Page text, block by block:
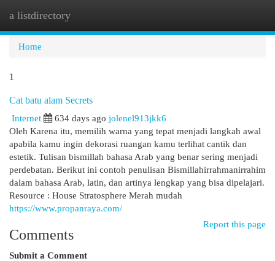
a listdirectory
Home
1
Cat batu alam Secrets
Internet
634 days ago jolenel913jkk6
Oleh Karena itu, memilih warna yang tepat menjadi langkah awal
apabila kamu ingin dekorasi ruangan kamu terlihat cantik dan
estetik. Tulisan bismillah bahasa Arab yang benar sering menjadi
perdebatan. Berikut ini contoh penulisan Bismillahirrahmanirrahim
dalam bahasa Arab, latin, dan artinya lengkap yang bisa dipelajari.
Resource : House Stratosphere Merah mudah
https://www.propanraya.com/
Report this page
Comments
Submit a Comment